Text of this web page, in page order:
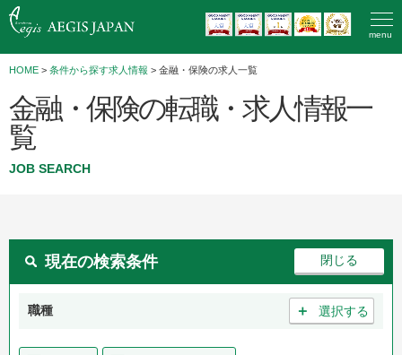
menu
HOME > 条件から探す求人情報 > 金融・保険の求人一覧
金融・保険の転職・求人情報一
覧
JOB SEARCH
現在の検索条件
職種 ＋ 選択する